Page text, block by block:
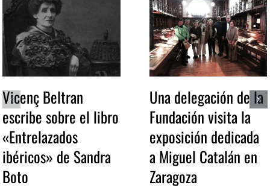
Vicenç Beltran
escribe sobre el libro
«Entrelazados
ibéricos» de Sandra
Boto
Una delegación de la
Fundación visita la
exposición dedicada
a Miguel Catalán en
Zaragoza